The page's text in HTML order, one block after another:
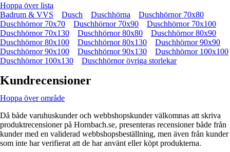
Hoppa över lista
Badrum & VVS
Dusch Duschhörna
Duschhörnor 70x80
Duschhörnor 70x70
Duschhörnor 70x90
Duschhörnor 70x100
Duschhörnor 70x130
Duschhörnor 80x80
Duschhörnor 80x90
Duschhörnor 80x100
Duschhörnor 80x130
Duschhörnor 90x90
Duschhörnor 90x100
Duschhörnor 90x130
Duschhörnor 100x100
Duschhörnor 100x130
Duschhörnor övriga storlekar
Kundrecensioner
Hoppa över område
Då både varuhuskunder och webbshopskunder välkomnas att skriva
produktrecensioner på Hornbach.se, presenteras recensioner både från
kunder med en validerad webbshopsbeställning, men även från kunder
som inte har verifierat att de har använt eller köpt produkterna.